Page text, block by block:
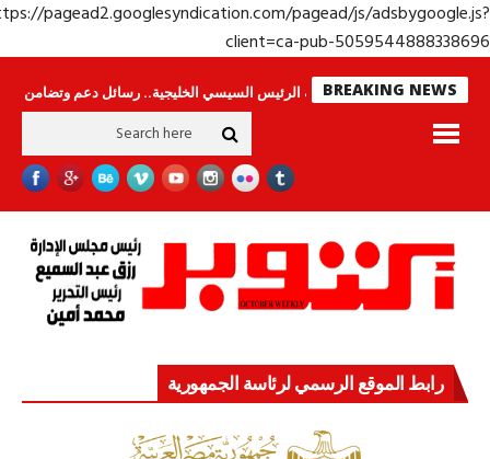
https://pagead2.googlesyndication.com/pagead/js/
client=ca-pub-
BREAKING NEWS
ينامون جولة الرئيس السيسي الخليجية.. رسائل دعم وتضامن للأشقاء
رابط الموقع الرسمي لرئاسة الجمهورية